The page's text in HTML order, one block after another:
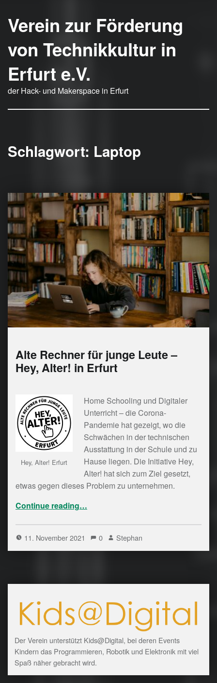
Verein zur Förderung
von Technikkultur in
Erfurt e.V.
der Hack- und Makerspace in Erfurt
Schlagwort: Laptop
Alte Rechner für junge Leute –
Hey, Alter! in Erfurt
Hey, Alter! Erfurt
Home Schooling und Digitaler
Unterricht – die Corona-
Pandemie hat gezeigt, wo die
Schwächen in der technischen
Ausstattung in der Schule und zu
Hause liegen. Die Initiative Hey,
Alter! hat sich zum Ziel gesetzt,
etwas gegen dieses Problem zu unternehmen.
Continue reading…
11. November 2021 0 Stephan
Der Verein unterstützt Kids@Digital, bei deren Events
Kindern das Programmieren, Robotik und Elektronik mit viel
Spaß näher gebracht wird.